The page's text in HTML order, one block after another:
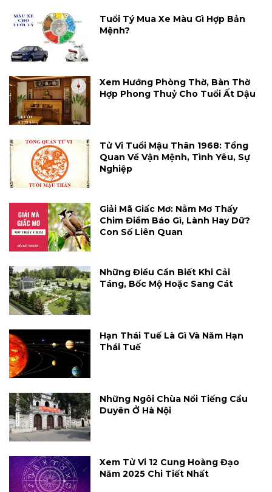
Tuổi Tý Mua Xe Màu Gì Hợp Bản
Mệnh?
Xem Hướng Phòng Thờ, Bàn Thờ
Hợp Phong Thuỷ Cho Tuổi Ất Dậu
Tử Vi Tuổi Mậu Thân 1968: Tổng
Quan Về Vận Mệnh, Tình Yêu, Sự
Nghiệp
Giải Mã Giấc Mơ: Nằm Mơ Thấy
Chim Điềm Báo Gì, Lành Hay Dữ?
Con Số Liên Quan
Những Điều Cần Biết Khi Cải
Táng, Bốc Mộ Hoặc Sang Cát
Hạn Thái Tuế Là Gì Và Năm Hạn
Thái Tuế
Những Ngôi Chùa Nổi Tiếng Cầu
Duyên Ở Hà Nội
Xem Tử Vi 12 Cung Hoàng Đạo
Năm 2025 Chi Tiết Nhất